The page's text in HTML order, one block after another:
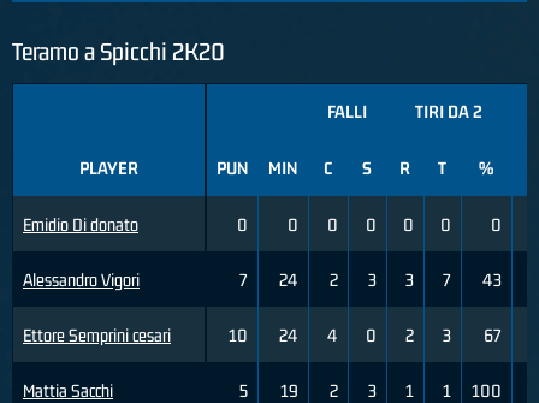
Teramo a Spicchi 2K20
PLAYER
Emidio Di donato
Alessandro Vigori
Ettore Semprini cesari
Mattia Sacchi
FALLI TIRI DA 2
PUN MIN C S R T %
0 0 0 0 0 0 0
7 24 2 3 3 7 43
10 24 4 0 2 3 67
5 19 2 3 1 1 100